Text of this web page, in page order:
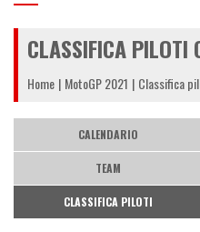
CLASSIFICA
Home MotoGP 2021 Classifica
CALENDARIO
TEAM
CLASSIFICA PILOTI